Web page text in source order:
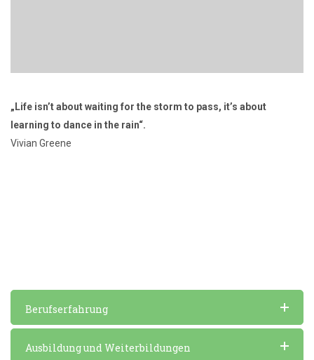
„Life isn’t about waiting for the storm to pass, it’s about
learning to dance in the rain“.
Vivian Greene
Berufserfahrung
Ausbildung und Weiterbildungen